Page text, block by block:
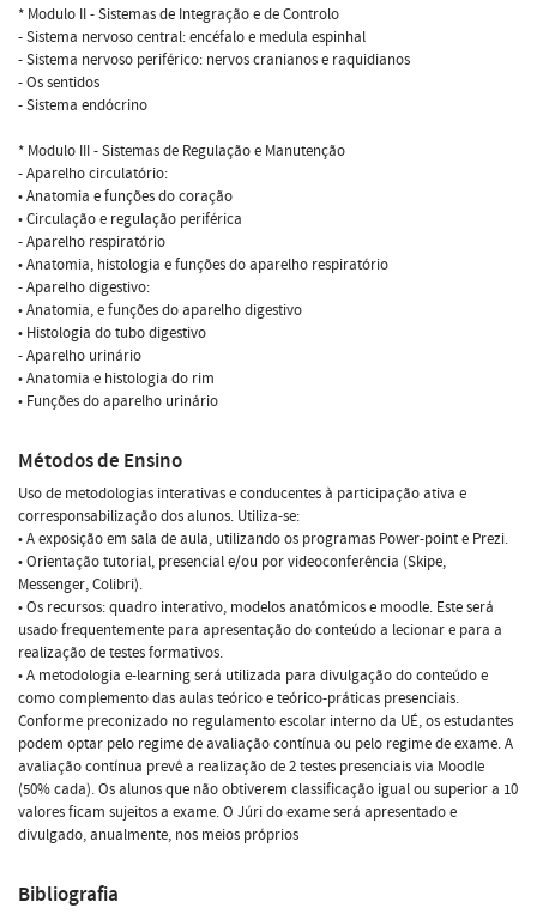
* Modulo II - Sistemas de Integração e de Controlo
- Sistema nervoso central: encéfalo e medula espinhal
- Sistema nervoso periférico: nervos cranianos e raquidianos
- Os sentidos
- Sistema endócrino
* Modulo III - Sistemas de Regulação e Manutenção
- Aparelho circulatório:
• Anatomia e funções do coração
• Circulação e regulação periférica
- Aparelho respiratório
• Anatomia, histologia e funções do aparelho respiratório
- Aparelho digestivo:
• Anatomia, e funções do aparelho digestivo
• Histologia do tubo digestivo
- Aparelho urinário
• Anatomia e histologia do rim
• Funções do aparelho urinário
Métodos de Ensino
Uso de metodologias interativas e conducentes à participação ativa e
corresponsabilização dos alunos. Utiliza-se:
• A exposição em sala de aula, utilizando os programas Power-point e Prezi.
• Orientação tutorial, presencial e/ou por videoconferência (Skipe,
Messenger, Colibri).
• Os recursos: quadro interativo, modelos anatómicos e moodle. Este será
usado frequentemente para apresentação do conteúdo a lecionar e para a
realização de testes formativos.
• A metodologia e-learning será utilizada para divulgação do conteúdo e
como complemento das aulas teórico e teórico-práticas presenciais.
Conforme preconizado no regulamento escolar interno da UÉ, os estudantes
podem optar pelo regime de avaliação contínua ou pelo regime de exame. A
avaliação contínua prevê a realização de 2 testes presenciais via Moodle
(50% cada). Os alunos que não obtiverem classificação igual ou superior a 10
valores ficam sujeitos a exame. O Júri do exame será apresentado e
divulgado, anualmente, nos meios próprios
Bibliografia